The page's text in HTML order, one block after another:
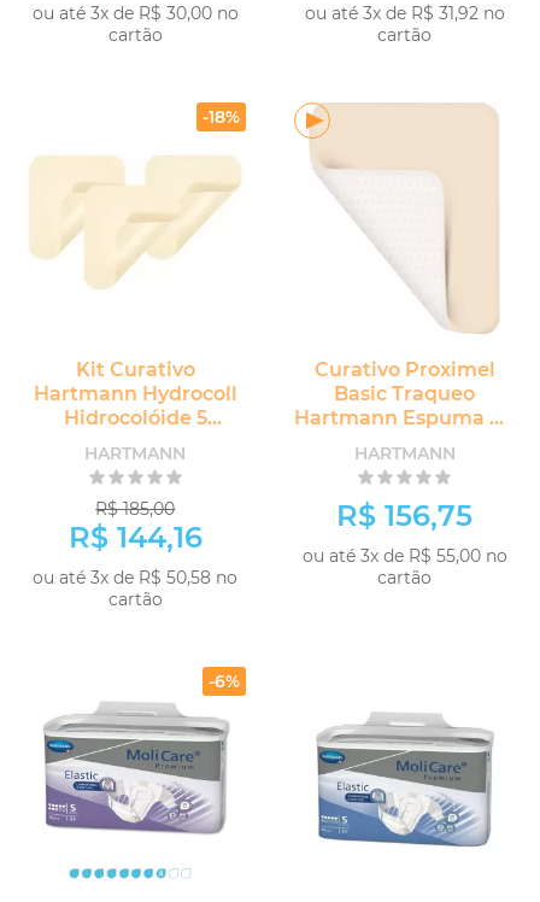
ou até 3x de R$ 30,00 no
cartão
ou até 3x de R$ 31,92 no
cartão
-18%
Kit Curativo
Hartmann Hydrocoll
Hidrocolóide 5
unidades
HARTMANN
R$ 185,00
R$ 144,16
ou até 3x de R$ 50,58 no
cartão
Curativo Proximel
Basic Traqueo
Hartmann Espuma de
Poliuretano
HARTMANN
R$ 156,75
ou até 3x de R$ 55,00 no
cartão
-6%